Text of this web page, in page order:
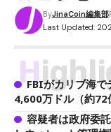
Last Updated:
ByJinaCoin編集部
FBIがカリブ海で
4,600万ドル（約72
容疑者は政府委